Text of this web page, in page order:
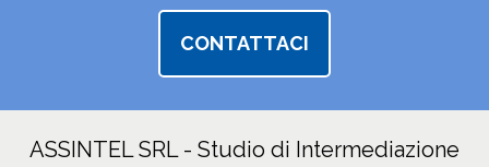
CONTATTACI
ASSINTEL SRL - Studio di Intermediazione